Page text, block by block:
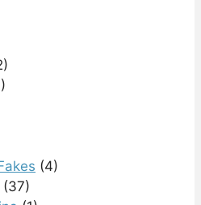
(4)
(37)